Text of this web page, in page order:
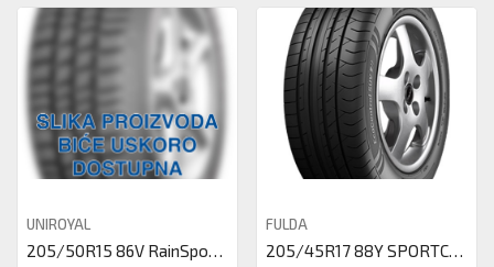
UNIROYAL
205/50R15 86V RainSport 5
FULDA
205/45R17 88Y SPORTCONTROL 2 X